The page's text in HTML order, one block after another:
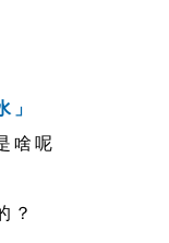
」
啥呢
？